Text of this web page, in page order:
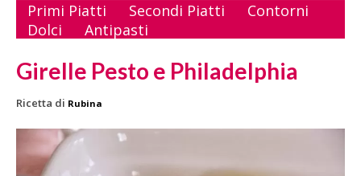
Primi Piatti Secondi Piatti
Contorni
Dolci
Antipasti
Girelle Pesto e Philadelphia
Ricetta di Rubina